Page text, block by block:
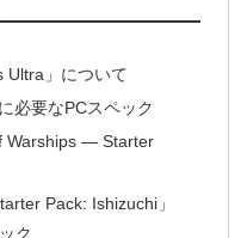
Ultra」について
必要なPCスペック
Warships — Starter
Pack: Ishizuchi」
ク